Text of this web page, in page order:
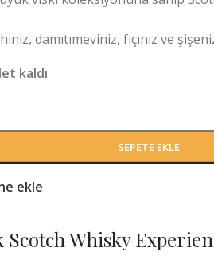
damıtımeviniz, fıçınız ve
kaldı
SEPETE EKLE
ekle
Scotch Whisky